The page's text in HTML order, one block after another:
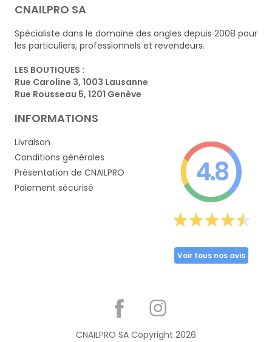
CNAILPRO SA
Spécialiste dans le domaine des ongles depuis 2008 pour
les particuliers, professionnels et revendeurs.
LES BOUTIQUES :
Rue Caroline 3, 1003 Lausanne
Rue Rousseau 5, 1201 Genève
INFORMATIONS
Livraison
Conditions générales
Présentation de CNAILPRO
Paiement sécurisé
4.8
Voir tous nos avis
CNAILPRO SA Copyright 2026